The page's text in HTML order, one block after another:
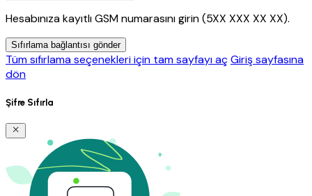
Hesabınıza kayıtlı GSM numarasını girin (5XX XXX XX XX).
Sıfırlama bağlantısı gönder
Tüm sıfırlama seçenekleri için tam sayfayı açGiriş sayfasına
dön
Şifre Sıfırla